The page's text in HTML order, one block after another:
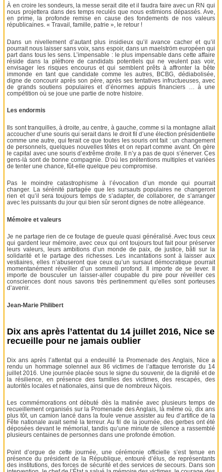
À en croire les sondeurs, la messe serait dite et il faudra faire avec un RN qui
nous projettera dans des temps reculés que nous estimions dépassés. Ave,
en prime, la profonde remise en cause des fondements de nos valeurs
républicaines. « Travail, famille, patrie », le retour !
Dans un nivellement d’autant plus insidieux qu’il avance cacher et qu’il
pourrait nous laisser sans voix, sans espoir, dans un maelström européen qui
part dans tous les sens. L’impensable : le plus impensable dans cette affaire
réside dans la pléthore de candidats potentiels qui ne veulent pas voir,
envisager les risques encourus et qui semblent prêts à affronter la bête
immonde en tant que candidate comme les autres, BCBG, dédiabolisée,
digne de concourir après son père, après ses tentatives infructueuses, avec
de grands soutiens populaires et d’énormes appuis financiers … à une
compétition où se joue une partie de notre histoire.
Les endormis
Ils sont tranquilles, à droite, au centre, à gauche, comme si la montagne allait
accoucher d’une souris qui serait dans le droit fil d’une élection présidentielle
comme une autre, qui ferait ce que toutes les souris ont fait : un changement
de personnels, quelques nouvelles têtes et on repart comme avant. On gère
le capital avec une souris d’extrême droite. Il n’y a pas de quoi s’énerver. Ces
gens-là sont de bonne compagnie. D’où les prétentions multiples et variées
de tenter une chance, fût-elle quelque peu compromise.
Pas le moindre catastrophisme à l’évocation d’un monde qui pourrait
changer. La sérénité partagée que les sursauts populaires ne changeront
rien et qu’il sera toujours temps de s’adapter, de collaborer, de s’arranger
avec les puissants du jour qui bien sûr seront dignes de notre allégeance.
Mémoire et valeurs
Je ne partage rien de ce foutage de gueule quasi généralisé. Avec tous ceux
qui gardent leur mémoire, avec ceux qui ont toujours tout fait pour préserver
leurs valeurs, leurs ambitions d’un monde de paix, de justice, bâti sur la
solidarité et le partage des richesses. Les incantations sont à laisser aux
vestiaires, elles n’abuseront que ceux qu’un sursaut démocratique pourrait
momentanément réveiller d’un sommeil profond. Il importe de se lever. Il
importe de bousculer un laisser-aller coupable du pire pour réveiller ces
consciences dont nous savons très pertinemment qu’elles sont porteuses
d’avenir.
Jean-Marie Philibert
Dix ans après l’attentat du 14 juillet 2016, Nice se
recueille pour ne jamais oublier
Dix ans après l’attentat qui a endeuillé la Promenade des Anglais, Nice a
rendu un hommage solennel aux 86 victimes de l’attaque terroriste du 14
juillet 2016. Une journée placée sous le signe du souvenir, de la dignité et de
la résilience, en présence des familles des victimes, des rescapés, des
autorités locales et nationales, ainsi que de nombreux Niçois.
Les commémorations ont débuté dès la matinée avec plusieurs temps de
recueillement organisés sur la Promenade des Anglais, là même où, dix ans
plus tôt, un camion lancé dans la foule venue assister au feu d’artifice de la
Fête nationale avait semé la terreur. Au fil de la journée, des gerbes ont été
déposées devant le mémorial, tandis qu’une minute de silence a rassemblé
plusieurs centaines de personnes dans une profonde émotion.
Point d’orgue de cette journée, une cérémonie officielle s’est tenue en
présence du président de la République, entouré d’élus, de représentants
des institutions, des forces de sécurité et des services de secours. Dans son